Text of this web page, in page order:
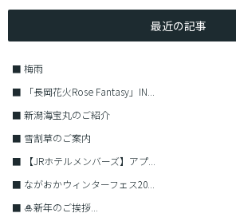
最近の記事
■ 梅雨
■
「長岡花火Rose Fantasy」IN...
■ 新潟海宝丸のご紹介
■ 雪割草のご案内
■
【JRホテルメンバーズ】アプ...
■ ながおかウィンターフェス20...
■ 🎍新年のご挨拶...